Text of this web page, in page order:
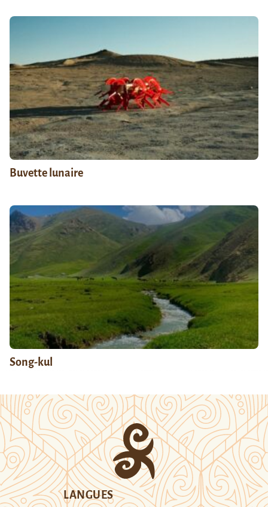
Buvette lunaire
Song-kul
LANGUES